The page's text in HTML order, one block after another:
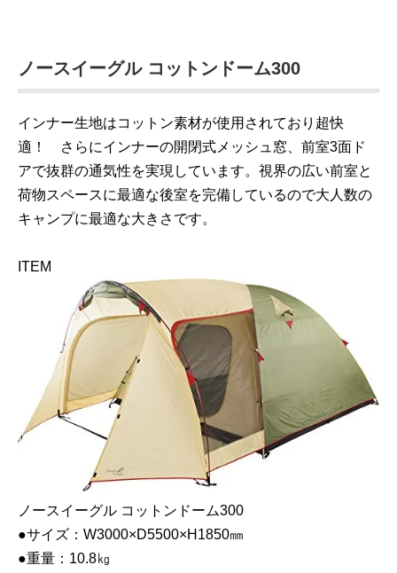
ノースイーグル コットンドーム300
インナー生地はコットン素材が使用されており超快
適！ さらにインナーの開閉式メッシュ窓、前室3面ド
アで抜群の通気性を実現しています。視界の広い前室と
荷物スペースに最適な後室を完備しているので大人数の
キャンプに最適な大きさです。
ITEM
ノースイーグル コットンドーム300
●サイズ：W3000×D5500×H1850㎜
●重量：10.8㎏